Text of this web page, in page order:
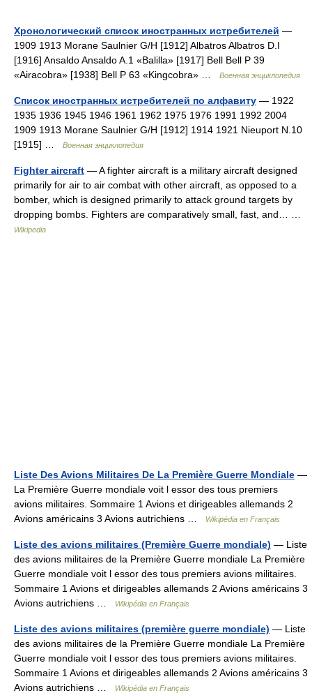
Хронологический список иностранных истребителей —
1909 1913 Morane Saulnier G/H [1912] Albatros Albatros D.I
[1916] Ansaldo Ansaldo A.1 «Balilla» [1917] Bell Bell P 39
«Airacobra» [1938] Bell P 63 «Kingcobra» …
Военная энциклопедия
Список иностранных истребителей по алфавиту — 1922
1935 1936 1945 1946 1961 1962 1975 1976 1991 1992 2004
1909 1913 Morane Saulnier G/H [1912] 1914 1921 Nieuport N.10
[1915] …
Военная энциклопедия
Fighter aircraft — A fighter aircraft is a military aircraft designed
primarily for air to air combat with other aircraft, as opposed to a
bomber, which is designed primarily to attack ground targets by
dropping bombs. Fighters are comparatively small, fast, and… …
Wikipedia
Liste Des Avions Militaires De La Première Guerre Mondiale —
La Première Guerre mondiale voit l essor des tous premiers
avions militaires. Sommaire 1 Avions et dirigeables allemands 2
Avions américains 3 Avions autrichiens …
Wikipédia en Français
Liste des avions militaires (Première Guerre mondiale) — Liste
des avions militaires de la Première Guerre mondiale La Première
Guerre mondiale voit l essor des tous premiers avions militaires.
Sommaire 1 Avions et dirigeables allemands 2 Avions américains 3
Avions autrichiens …
Wikipédia en Français
Liste des avions militaires (première guerre mondiale) — Liste
des avions militaires de la Première Guerre mondiale La Première
Guerre mondiale voit l essor des tous premiers avions militaires.
Sommaire 1 Avions et dirigeables allemands 2 Avions américains 3
Avions autrichiens …
Wikipédia en Français